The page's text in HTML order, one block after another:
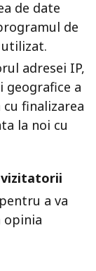
de date
de
adresei IP,
geografice a
finalizarea
la noi cu
vizitatorii
a va
opinia